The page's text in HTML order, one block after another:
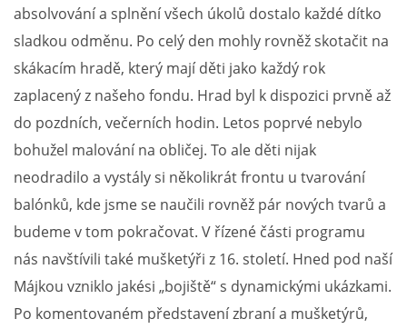
absolvování a splnění všech úkolů dostalo každé dítko
sladkou odměnu. Po celý den mohly rovněž skotačit na
skákacím hradě, který mají děti jako každý rok
zaplacený z našeho fondu. Hrad byl k dispozici prvně až
do pozdních, večerních hodin. Letos poprvé nebylo
bohužel malování na obličej. To ale děti nijak
neodradilo a vystály si několikrát frontu u tvarování
balónků, kde jsme se naučili rovněž pár nových tvarů a
budeme v tom pokračovat. V řízené části programu
nás navštívili také mušketýři z 16. století. Hned pod naší
Májkou vzniklo jakési „bojiště“ s dynamickými ukázkami.
Po komentovaném představení zbraní a mušketýrů,